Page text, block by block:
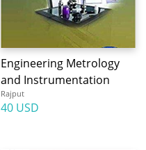
Engineering Metrology
and Instrumentation
Rajput
40 USD